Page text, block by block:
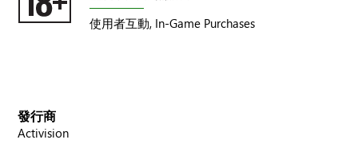
使用者互動, In-Game Purchases
發行商
Activision